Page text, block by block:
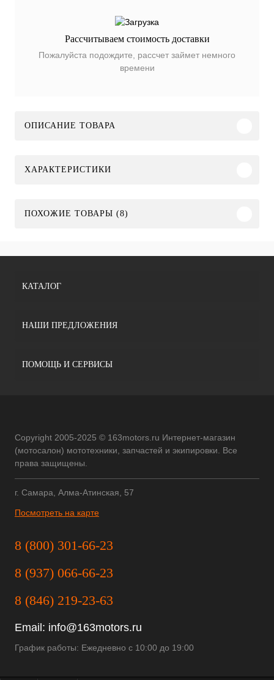
Рассчитываем стоимость доставки
Пожалуйста подождите, рассчет займет немного
времени
ОПИСАНИЕ ТОВАРА
ХАРАКТЕРИСТИКИ
ПОХОЖИЕ ТОВАРЫ (8)
КАТАЛОГ
НАШИ ПРЕДЛОЖЕНИЯ
ПОМОЩЬ И СЕРВИСЫ
Copyright 2005-2025 © 163motors.ru Интернет-магазин
(мотосалон) мототехники, запчастей и экипировки. Все
права защищены.
г. Самара, Алма-Атинская, 57
Посмотреть на карте
8 (800) 301-66-23
8 (937) 066-66-23
8 (846) 219-23-63
Email: info@163motors.ru
График работы: Ежедневно с 10:00 до 19:00